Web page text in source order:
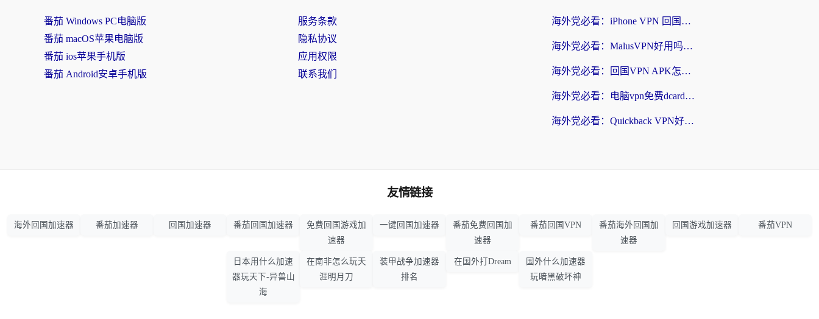
番茄 Windows PC电脑版
番茄 macOS苹果电脑版
番茄 ios苹果手机版
番茄 Android安卓手机版
服务条款
隐私协议
应用权限
联系我们
海外党必看：iPhone VPN 回国怎么选？一篇搞定无缝访问国内资源
海外党必看：MalusVPN好用吗？和畅游VPN对比哪个回国效果更好？附穿梭飞鱼神龟真实体验
海外党必看：回国VPN APK怎么选？3步教你无缝刷国内剧玩国服
海外党必看：电脑vpn免费dcard真的靠谱吗？教你选对回国加速器无缝访问国内资源
海外党必看：Quickback VPN好用吗？和小黑牛VPN对比哪个回国效果更好？附真实体验+避坑指南
友情链接
海外回国加速器 番茄加速器 回国加速器 番茄回国加速器
免费回国游戏加
速器
一键回国加速器
番茄免费回国加
速器
番茄回国VPN
番茄海外回国加
速器
回国游戏加速器 番茄VPN
日本用什么加速
器玩天下-异兽山
海
在南非怎么玩天
涯明月刀
装甲战争加速器
排名
在国外打Dream
国外什么加速器
玩暗黑破坏神